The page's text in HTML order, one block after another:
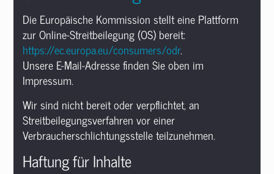
Die Europäische Kommission stellt eine Plattform
zur Online-Streitbeilegung (OS) bereit:
https://ec.europa.eu/consumers/odr.
Unsere E-Mail-Adresse finden Sie oben im
Impressum.
Wir sind nicht bereit oder verpflichtet, an
Streitbeilegungsverfahren vor einer
Verbraucherschlichtungsstelle teilzunehmen.
Haftung für Inhalte